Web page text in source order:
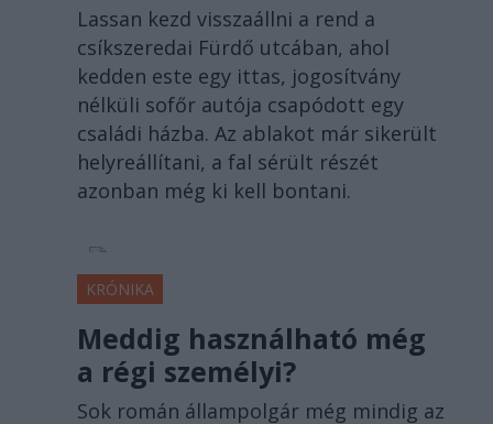
Lassan kezd visszaállni a rend a
csíkszeredai Fürdő utcában, ahol
kedden este egy ittas, jogosítvány
nélküli sofőr autója csapódott egy
családi házba. Az ablakot már sikerült
helyreállítani, a fal sérült részét
azonban még ki kell bontani.
KRÓNIKA
Meddig használható még
a régi személyi?
Sok román állampolgár még mindig az